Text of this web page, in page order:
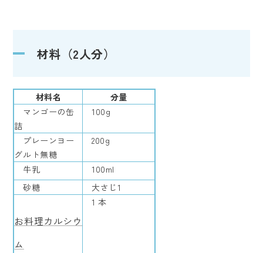
材料（2人分）
材料名
分量
マンゴーの缶
詰
100g
プレーンヨー
グルト無糖
200g
牛乳
100ml
砂糖
大さじ1
お料理カルシウ
ム
1 本